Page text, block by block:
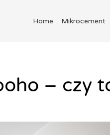
Home Mikrocement
– czy